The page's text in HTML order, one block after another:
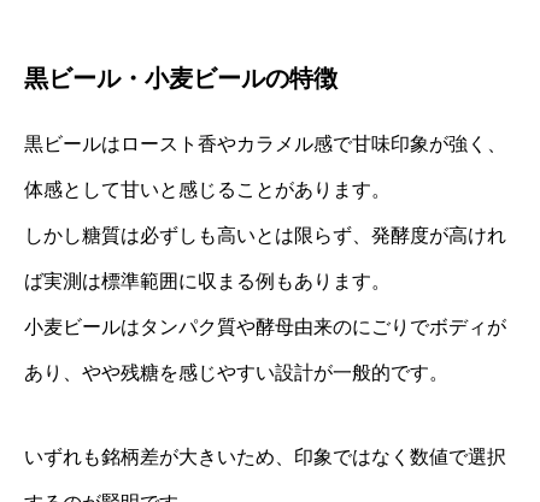
黒ビール・小麦ビールの特徴
黒ビールはロースト香やカラメル感で甘味印象が強く、
体感として甘いと感じることがあります。
しかし糖質は必ずしも高いとは限らず、発酵度が高けれ
ば実測は標準範囲に収まる例もあります。
小麦ビールはタンパク質や酵母由来のにごりでボディが
あり、やや残糖を感じやすい設計が一般的です。
いずれも銘柄差が大きいため、印象ではなく数値で選択